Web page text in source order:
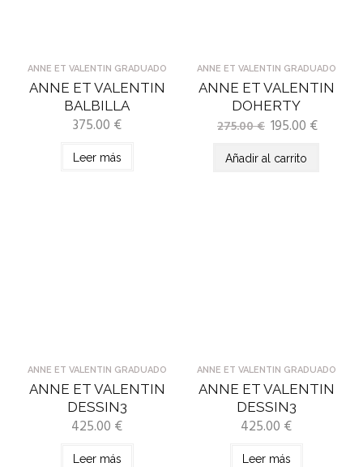
ANNE ET VALENTIN GRADUADO
ANNE ET VALENTIN
BALBILLA
375.00 €
Leer más
ANNE ET VALENTIN GRADUADO
ANNE ET VALENTIN
DOHERTY
275.00€ 195.00 €
Añadir al carrito
ANNE ET VALENTIN GRADUADO
ANNE ET VALENTIN
DESSIN3
425.00 €
Leer más
ANNE ET VALENTIN GRADUADO
ANNE ET VALENTIN
DESSIN3
425.00 €
Leer más